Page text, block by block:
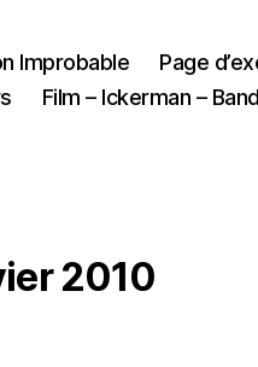
Improbable Page
Film – Ickerman –
2010